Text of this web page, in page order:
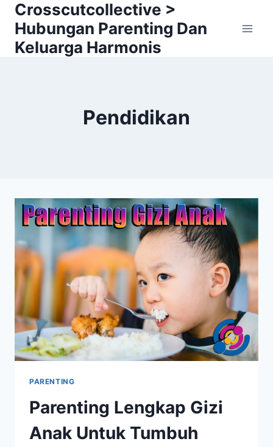
Skip
content
Crosscutcollective >
Hubungan Parenting Dan
Keluarga Harmonis
Pendidikan
PARENTING
Parenting Lengkap Gizi
Anak Untuk Tumbuh